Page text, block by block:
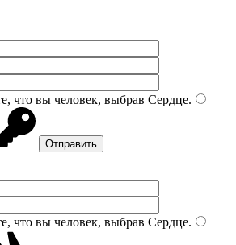
что вы человек, выбрав Сердце.
что вы человек, выбрав Сердце.